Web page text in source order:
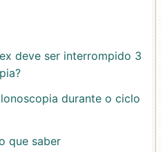
deve ser interrompido 3
durante o ciclo
que saber